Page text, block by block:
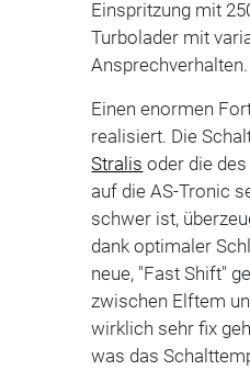
Einspritzung mit
Turbolader mit
Ansprechverhalten.
Einen enormen
realisiert. Die
Stralis oder die
auf die AS-Tronic
schwer ist,
dank optimaler
neue, "Fast Shift"
zwischen Elftem
wirklich sehr fix
was das